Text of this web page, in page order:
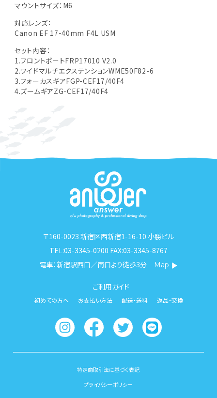
マウントサイズ：M6
対応レンズ：
Canon EF 17-40mm F4L USM
セット内容：
1.フロントポートFRP17010 V2.0
2.ワイドマルチエクステンションWME50F82-6
3.フォーカスギアFGP-CEF17/40F4
4.ズームギアZG-CEF17/40F4
〒160-0023 新宿区西新宿1-16-10 小勝ビル
TEL:03-3345-0200 FAX:03-3345-8767
電車：新宿駅西口／南口より徒歩3分
Map
ご利用ガイド
初めての方へ お支払い方法 配送・送料 返品・交換
特定商取引法に基づく表記
プライバシーポリシー